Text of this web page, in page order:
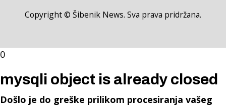
Copyright © Šibenik News. Sva prava pridržana.
0
mysqli object is already closed
Došlo je do greške prilikom procesiranja vašeg